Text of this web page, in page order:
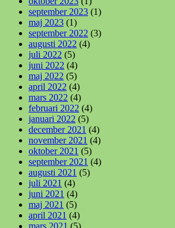
september 2023 (1)
maj 2023 (1)
september 2022 (3)
augusti 2022 (4)
juli 2022 (5)
juni 2022 (4)
maj 2022 (5)
april 2022 (4)
mars 2022 (4)
februari 2022 (4)
januari 2022 (5)
december 2021 (4)
november 2021 (4)
oktober 2021 (5)
september 2021 (4)
augusti 2021 (5)
juli 2021 (4)
juni 2021 (4)
maj 2021 (5)
april 2021 (4)
mars 2021 (5)